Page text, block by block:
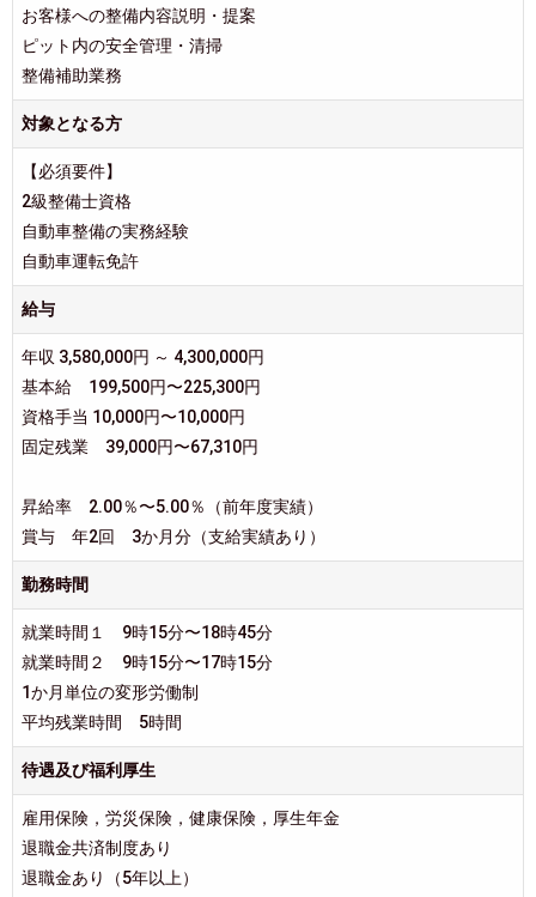
お客様への整備内容説明・提案
ピット内の安全管理・清掃
整備補助業務
対象となる方
【必須要件】
2級整備士資格
自動車整備の実務経験
自動車運転免許
給与
年収 3,580,000円 ～ 4,300,000円
基本給 199,500円〜225,300円
資格手当 10,000円〜10,000円
固定残業 39,000円〜67,310円
昇給率 2.00％〜5.00％（前年度実績）
賞与 年2回 3か月分（支給実績あり）
勤務時間
就業時間１ 9時15分〜18時45分
就業時間２ 9時15分〜17時15分
1か月単位の変形労働制
平均残業時間 5時間
待遇及び福利厚生
雇用保険，労災保険，健康保険，厚生年金
退職金共済制度あり
退職金あり（5年以上）